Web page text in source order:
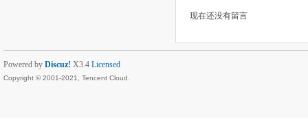
现在还没有留言
Powered by Discuz! X3.4 Licensed
Copyright © 2001-2021, Tencent Cloud.